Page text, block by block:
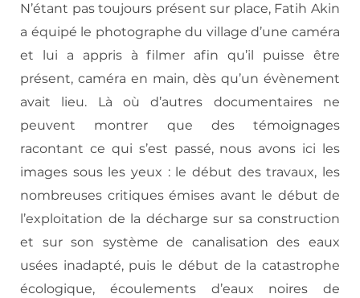
N’étant pas toujours présent sur place, Fatih Akin
a équipé le photographe du village d’une caméra
et lui a appris à filmer afin qu’il puisse être
présent, caméra en main, dès qu’un évènement
avait lieu. Là où d’autres documentaires ne
peuvent montrer que des témoignages
racontant ce qui s’est passé, nous avons ici les
images sous les yeux : le début des travaux, les
nombreuses critiques émises avant le début de
l’exploitation de la décharge sur sa construction
et sur son système de canalisation des eaux
usées inadapté, puis le début de la catastrophe
écologique, écoulements d’eaux noires de